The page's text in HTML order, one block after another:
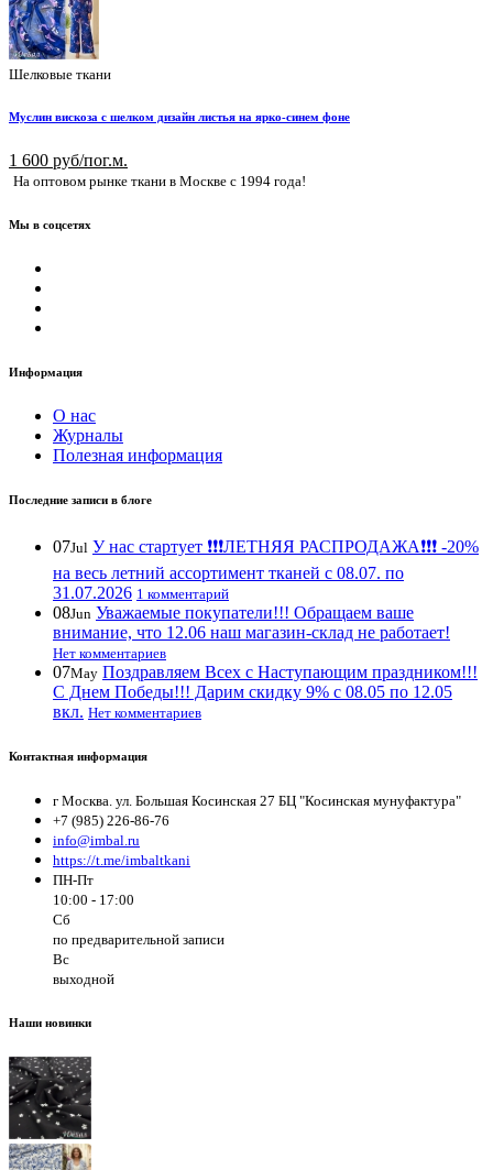
Шелковые ткани
Муслин вискоза с шелком дизайн листья на ярко-синем фоне
1 600 руб/пог.м.
На оптовом рынке ткани в Москве с 1994 года!
Мы в соцсетях
Информация
О нас
Журналы
Полезная информация
Последние записи в блоге
07Jul У нас стартует ❗️❗️❗️ЛЕТНЯЯ РАСПРОДАЖА❗️❗️❗️ -20%
на весь летний ассортимент тканей с 08.07. по
31.07.2026 1 комментарий
08Jun Уважаемые покупатели!!! Обращаем ваше
внимание, что 12.06 наш магазин-склад не работает!
Нет комментариев
07May Поздравляем Всех с Наступающим праздником!!!
С Днем Победы!!! Дарим скидку 9% с 08.05 по 12.05
вкл. Нет комментариев
Контактная информация
г Москва. ул. Большая Косинская 27 БЦ "Косинская мунуфактура"
+7 (985) 226-86-76
info@imbal.ru
https://t.me/imbaltkani
ПН-Пт
10:00 - 17:00
Сб
по предварительной записи
Вс
выходной
Наши новинки